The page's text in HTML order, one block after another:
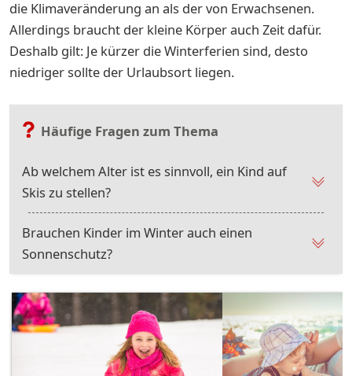
die Klimaveränderung an als der von Erwachsenen.
Allerdings braucht der kleine Körper auch Zeit dafür.
Deshalb gilt: Je kürzer die Winterferien sind, desto
niedriger sollte der Urlaubsort liegen.
Häufige Fragen zum Thema
Ab welchem Alter ist es sinnvoll, ein Kind auf
Skis zu stellen?
Brauchen Kinder im Winter auch einen
Sonnenschutz?